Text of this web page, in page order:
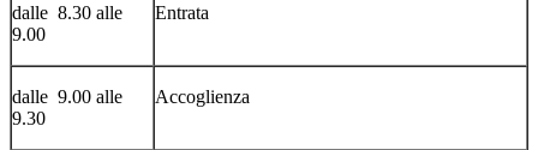
dalle 8.30 alle
9.00
Entrata
dalle 9.00 alle
9.30
Accoglienza